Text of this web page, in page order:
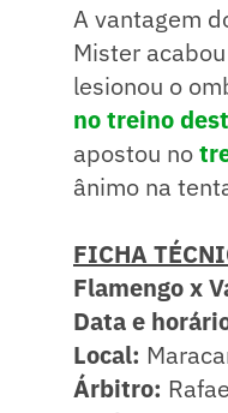
A vantagem
Mister
lesionou o
no treino
apostou no
ânimo na
FICHA
Flamengo x
Data e
Local:
Árbitro: